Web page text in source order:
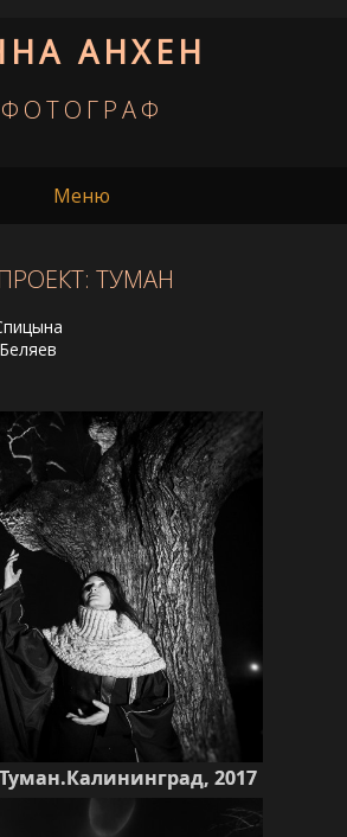
АНХЕН
ФОТОГРАФ
Меню
ПРОЕКТ: ТУМАН
2017